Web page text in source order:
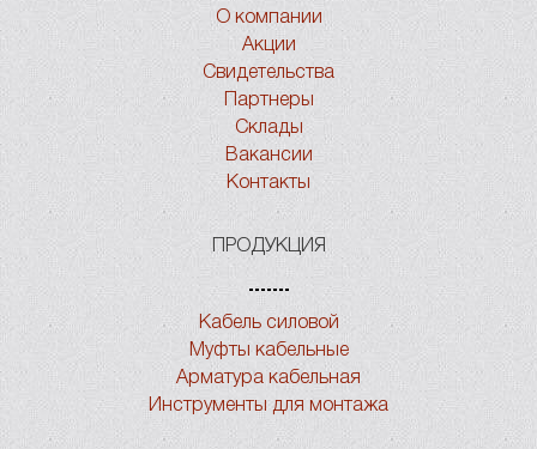
О компании
Акции
Свидетельства
Партнеры
Склады
Вакансии
Контакты
ПРОДУКЦИЯ
Кабель силовой
Муфты кабельные
Арматура кабельная
Инструменты для монтажа